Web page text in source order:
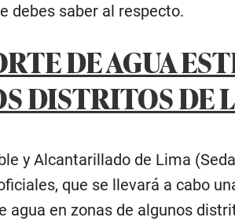
debes saber al respecto.
DE AGUA
DISTRITOS DE
y Alcantarillado de Lima
que se llevará a cabo
en zonas de algunos